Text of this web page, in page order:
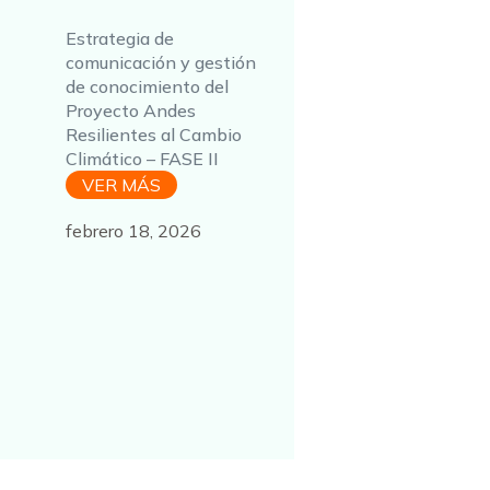
Estrategia de
comunicación y gestión
de conocimiento del
Proyecto Andes
Resilientes al Cambio
Climático – FASE II
VER MÁS
febrero 18, 2026